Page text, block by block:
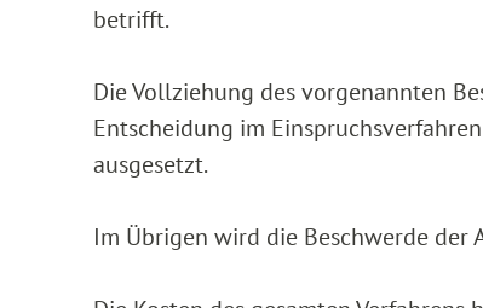
betrifft.
Die Vollziehung des vorgenannten
Entscheidung im
ausgesetzt.
Im Übrigen wird die Beschwerde